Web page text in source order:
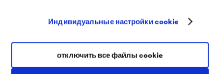
Индивидуальные настройки cookie
отключить все файлы cookie
подкровельной изоляции можно узнать из этого
Здесь представлен проект Стандарта Национального